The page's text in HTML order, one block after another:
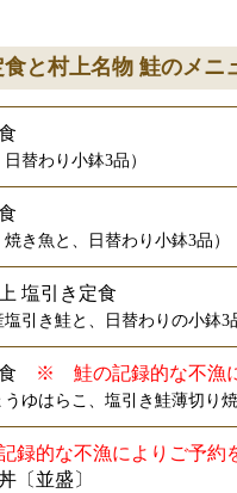
と村上名物 鮭のメニ
日替わり小鉢3品）
焼き魚と、日替わり小鉢3品）
塩引き定食
塩引き鮭と、日替わりの小鉢3
食 ※　鮭の記録的な不漁
うゆはらこ、塩引き鮭薄切り
録的な不漁によりご予約
〔並盛〕